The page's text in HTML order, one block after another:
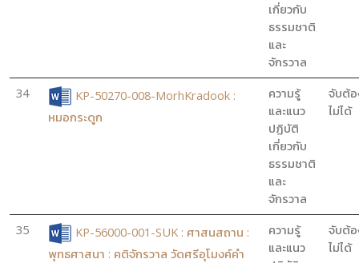
เกี่ยวกับ
ธรรมชาติ
และ
จักรวาล
34
KP-50270-008-MorhKradook :
หมอกระดูก
ความรู้
และแนว
ปฏิบัติ
เกี่ยวกับ
ธรรมชาติ
และ
จักรวาล
จับต้
ไม่ได้
35
KP-56000-001-SUK : ศาสนสถาน :
พุทธศาสนา : คติจักรวาล วัดศรีอุโมงค์คำ
ความรู้
และแนว
จับต้
ไม่ได้